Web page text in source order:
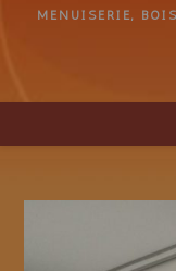
MENUISERIE,